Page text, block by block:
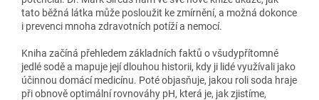
tato běžná látka může posloužit ke zmírnění, a možná dokonce
i prevenci mnoha zdravotních potíží a nemocí.
Kniha začíná přehledem základních faktů o všudypřítomné
jedlé sodě a mapuje její dlouhou historii, kdy ji lidé využívali jako
účinnou domácí medicínu. Poté objasňuje, jakou roli soda hraje
při obnově optimální rovnováhy pH, která je, jak zjistíme,